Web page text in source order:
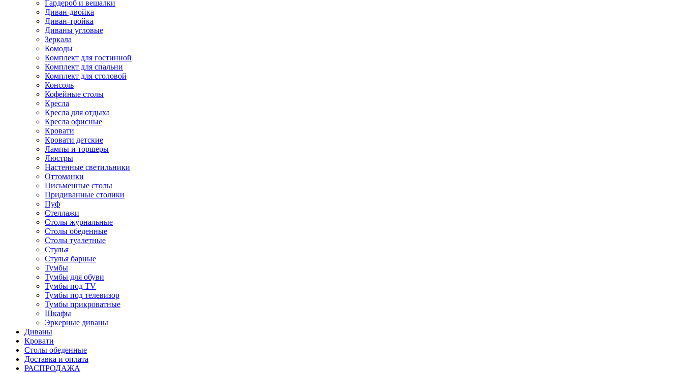
Гардероб и вешалки
Диван-двойка
Диван-тройка
Диваны угловые
Зеркала
Комоды
Комплект для гостинной
Комплект для спальни
Комплект для столовой
Консоль
Кофейные столы
Кресла
Кресла для отдыха
Кресла офисные
Кровати
Кровати детские
Лампы и торшеры
Люстры
Настенные светильники
Оттоманки
Письменные столы
Придиванные столики
Пуф
Стеллажи
Столы журнальные
Столы обеденные
Столы туалетные
Стулья
Стулья барные
Тумбы
Тумбы для обуви
Тумбы под TV
Тумбы под телевизор
Тумбы прикроватные
Шкафы
Эркерные диваны
Диваны
Кровати
Столы обеденные
Доставка и оплата
РАСПРОДАЖА